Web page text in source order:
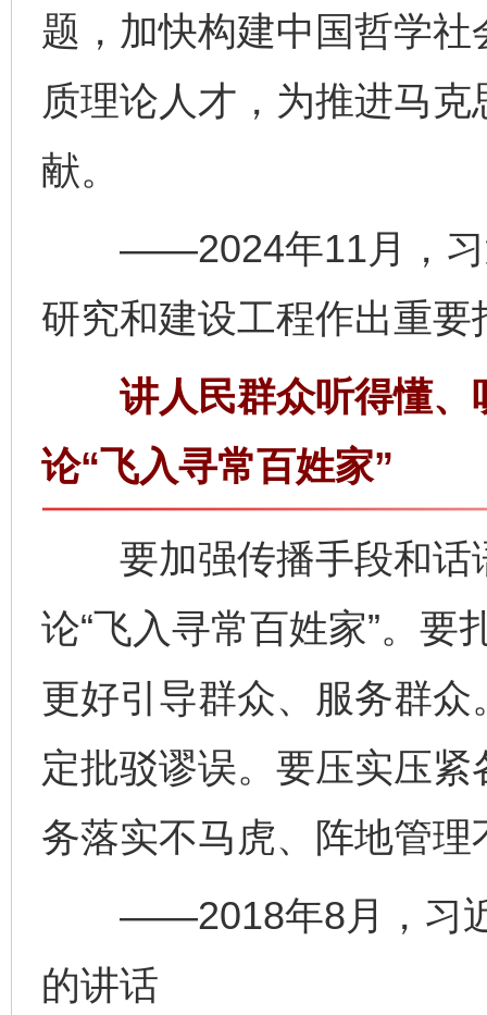
题，加快构建中国哲学
质理论人才，为推进马
献。
——2024年11月，习
研究和建设工程作出重要
讲人民群众听得懂、
论“飞入寻常百姓家”
要加强传播手段和话
论“飞入寻常百姓家”。要
更好引导群众、服务群
定批驳谬误。要压实压
务落实不马虎、阵地管
——2018年8月，习近
的讲话